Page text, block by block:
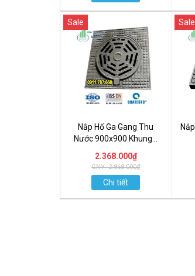
Sale
Nắp Hố Ga Gang Thu
Nước 900x900 Khung...
2.368.000₫
GNY: 2.868.000₫
Chi tiết
Sale